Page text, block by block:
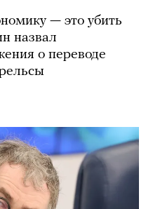
— это убить
назвал
о переводе